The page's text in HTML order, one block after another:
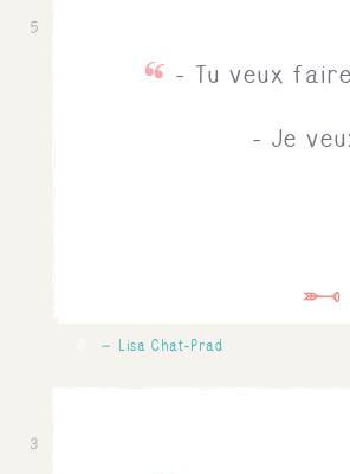
- Tu veux
- Je
5
Lisa Chat-Prad
3